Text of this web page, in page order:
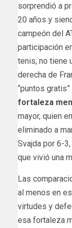
sorprendió a
20 años y
campeón del
participación
tenis, no tiene
derecha de
“puntos
fortaleza
mayor, quien
eliminado a
Svajda por 6-
que vivió una
Las
al menos en
virtudes y
esa fortaleza